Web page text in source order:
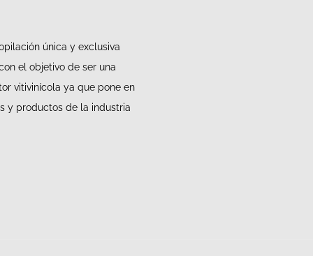
única y exclusiva
el objetivo de ser una
vitivinícola ya que pone en
y productos de la industria